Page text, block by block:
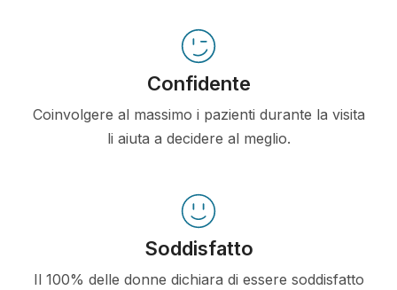
Confidente
Coinvolgere al massimo i pazienti durante la visita
li aiuta a decidere al meglio.
Soddisfatto
Il 100% delle donne dichiara di essere soddisfatto